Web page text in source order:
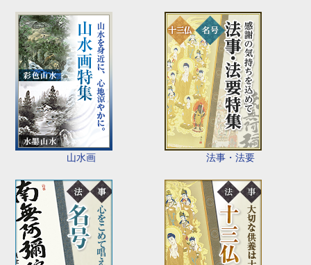
山水画 法事・法要